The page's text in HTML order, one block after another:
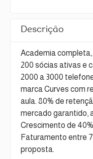
Descrição
Academia
200 sócias ativas e
2000 a 3000
marca Curves com
aula. 80% de
mercado garantido,
Crescimento de
Faturamento entre
proposta.